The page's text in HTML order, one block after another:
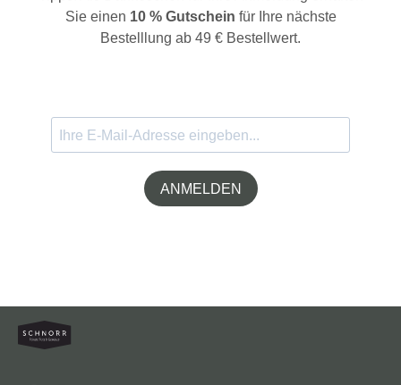
Sie einen 10 % Gutschein für Ihre nächste
Bestelllung ab 49 € Bestellwert.
ANMELDEN